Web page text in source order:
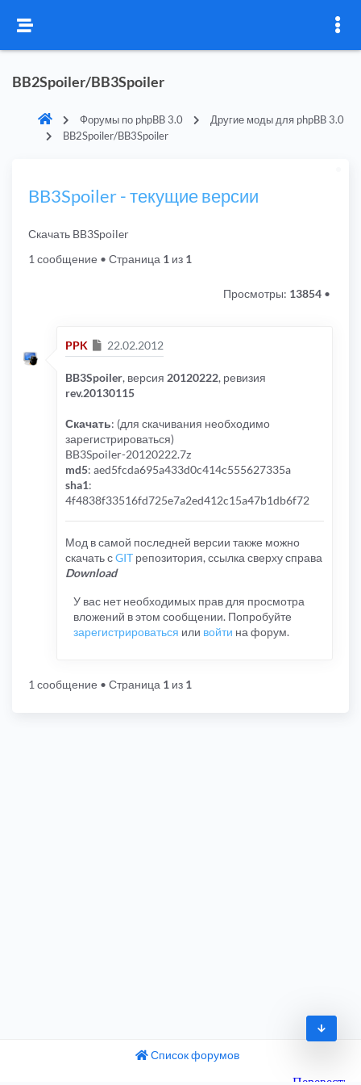
BB2Spoiler/BB3Spoiler
Форумы по phpBB 3.0
Другие моды для phpBB 3.0
BB2Spoiler/BB3Spoiler
BB3Spoiler - текущие версии
Скачать BB3Spoiler
1 сообщение • Страница 1 из 1
Просмотры: 13854 •
PPK Сообщение
22.02.2012
BB3Spoiler, версия 20120222, ревизия
rev.20130115
Скачать: (для скачивания необходимо
зарегистрироваться)
BB3Spoiler-20120222.7z
md5: aed5fcda695a433d0c414c555627335a
sha1:
4f4838f33516fd725e7a2ed412c15a47b1db6f72
Мод в самой последней версии также можно
скачать сGIT репозитория, ссылка сверху справа
Download
У вас нет необходимых прав для просмотра
вложений в этом сообщении. Попробуйте
зарегистрироваться или войти на форум.
1 сообщение • Страница 1 из 1
Список форумов